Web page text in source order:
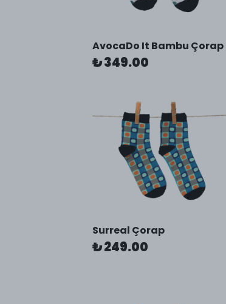
AvocaDo It Bambu Çorap
₺ 349.00
Surreal Çorap
₺ 249.00